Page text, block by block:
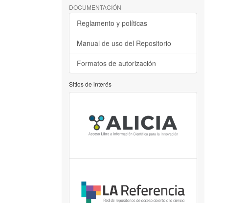
DOCUMENTACIÓN
Reglamento y políticas
Manual de uso del Repositorio
Formatos de autorización
Sitios de interés